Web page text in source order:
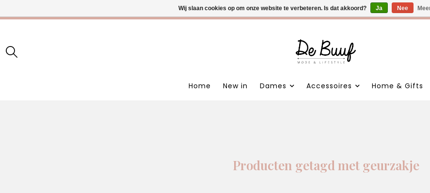
• Wekelijks nieuwe items • Gratis verzending >€100,- • Verzonden binnen
Home New in Dames Accessoires Home & Gifts
Producten getagd met geurzakje
Wij slaan cookies op om onze website te verbeteren. Is dat akkoord? Ja Nee